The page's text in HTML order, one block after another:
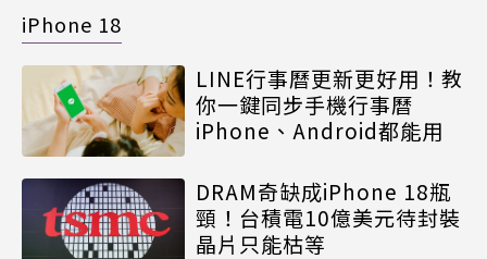
iPhone 18
LINE行事曆更新更好用！教
你一鍵同步手機行事曆
iPhone、Android都能用
DRAM奇缺成iPhone 18瓶
頸！台積電10億美元待封裝
晶片只能枯等